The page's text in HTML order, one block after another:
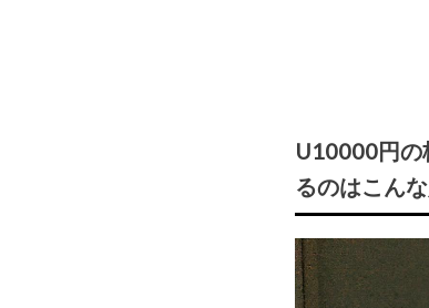
U10000円の
るのはこん